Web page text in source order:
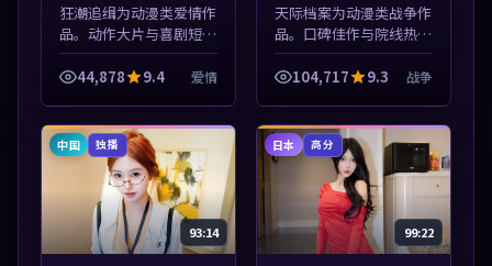
狂潮追缉为动漫类爱情作
品。动作大片与喜剧短片
搭配推荐，亚洲影视高清
站，流畅不卡顿。本片围
片单。
44,878 9.4 爱情
天际档案为动漫类战争作
品。口碑佳作与院线热映
精选，高清免费在线资
源，多端适配随时观看。
得加入片单。
104,717 9.3 战争
中国 独播
93:14
日本 高分
99:22